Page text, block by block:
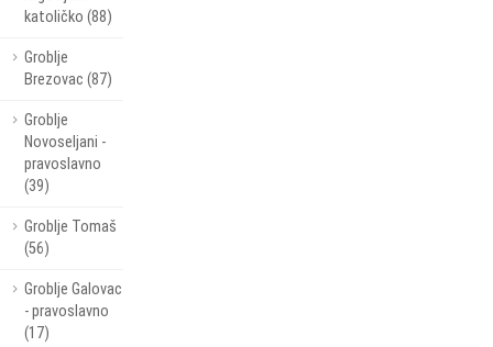
katoličko (88)
Groblje
Brezovac (87)
Groblje
Novoseljani -
pravoslavno
(39)
Groblje Tomaš
(56)
Groblje Galovac
- pravoslavno
(17)